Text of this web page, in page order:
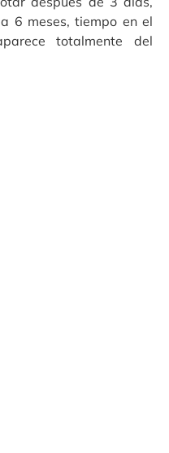
6 meses, tiempo en el
totalmente del